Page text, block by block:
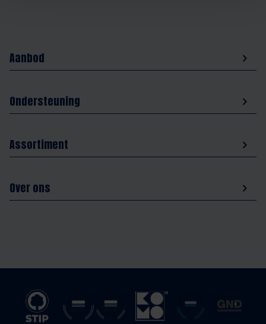
Aanbod
Ondersteuning
Assortiment
Over ons